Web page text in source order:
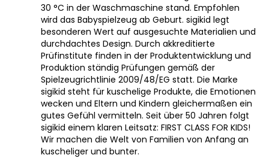
30 °C in der Waschmaschine stand. Empfohlen
wird das Babyspielzeug ab Geburt. sigikid legt
besonderen Wert auf ausgesuchte Materialien und
durchdachtes Design. Durch akkreditierte
Prüfinstitute finden in der Produktentwicklung und
Produktion ständig Prüfungen gemäß der
Spielzeugrichtlinie 2009/48/EG statt. Die Marke
sigikid steht für kuschelige Produkte, die Emotionen
wecken und Eltern und Kindern gleichermaßen ein
gutes Gefühl vermitteln. Seit über 50 Jahren folgt
sigikid einem klaren Leitsatz: FIRST CLASS FOR KIDS!
Wir machen die Welt von Familien von Anfang an
kuscheliger und bunter.